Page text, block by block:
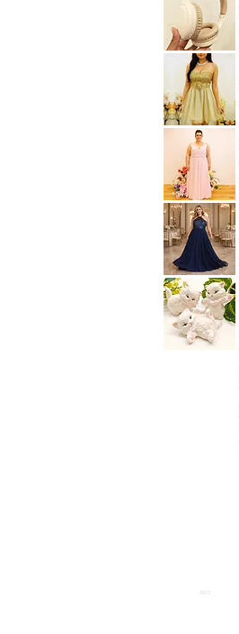
Chocolate
Liqueur
Liquor
Bottles
073026
Lenovo
Wireless
Bluetooth
Headphones
with
Headwear
Earmuffs
Speechless
Sleeveless
Sparkly
Sequin
Prom
Party
Dress
Size
11
Hayley
Paige
Pink
Occasions
Wedding
Gown
Dress
size
14
Lulus
Sequin
Chiffon
Halter
Matte
Navy
Long
Dress